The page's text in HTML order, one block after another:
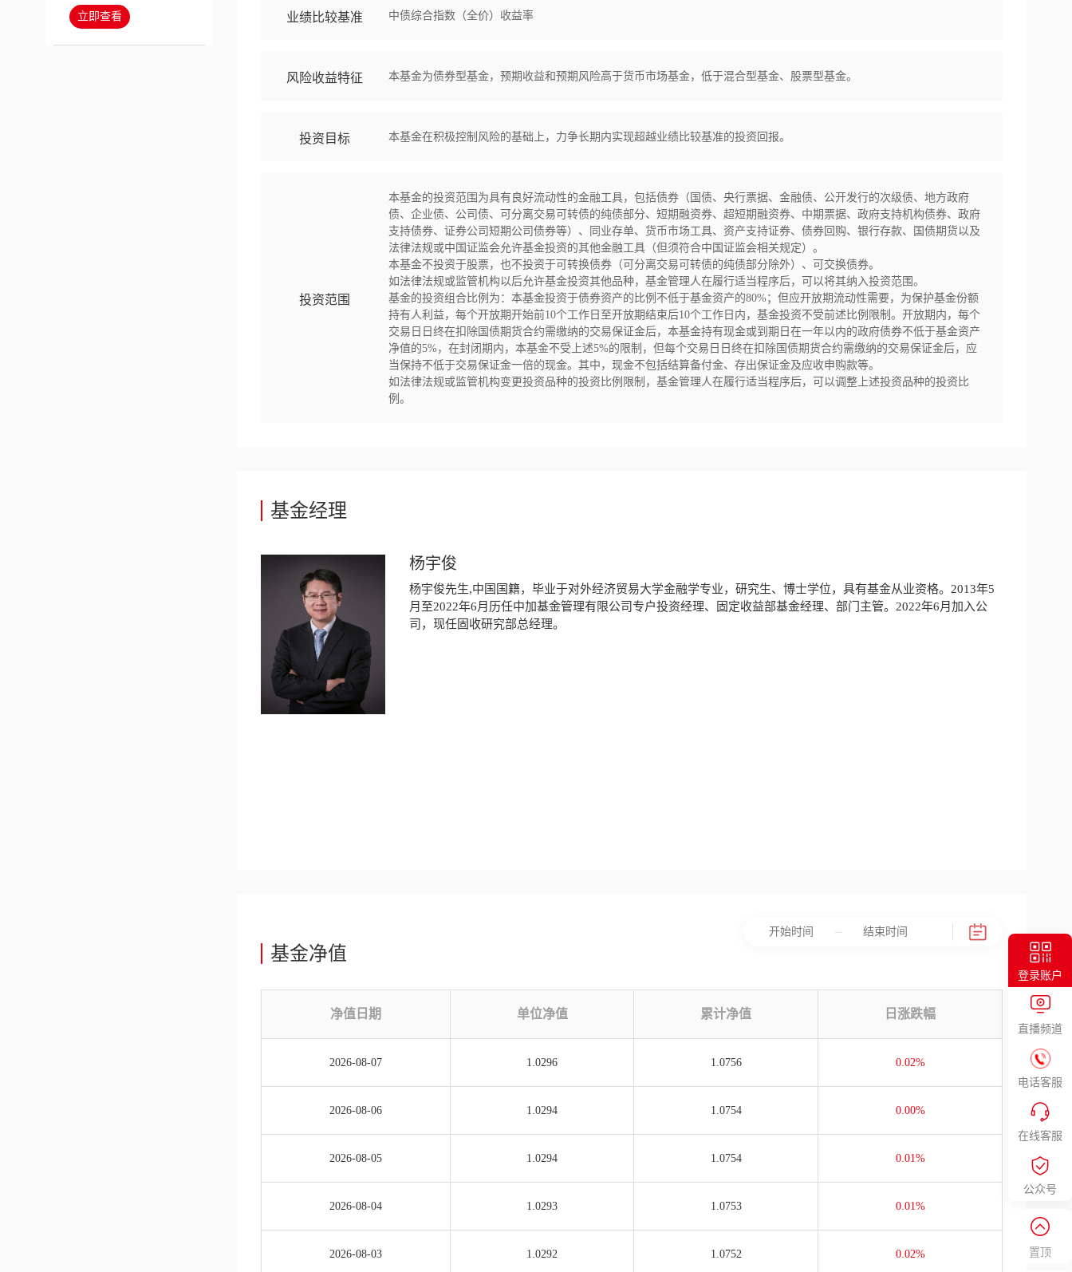
登录账户
直播频道
电话客服
在线客服
公众号
置顶
立即查看 业绩比较基准 中债综合指数（全价）收益率
风险收益特征 本基金为债券型基金，预期收益和预期风险高于货币市场基金，低于混合型基金、股票型基金。
投资目标 本基金在积极控制风险的基础上，力争长期内实现超越业绩比较基准的投资回报。
投资范围
本基金的投资范围为具有良好流动性的金融工具，包括债券（国债、央行票据、金融债、公开发行的次级债、地方政府
债、企业债、公司债、可分离交易可转债的纯债部分、短期融资券、超短期融资券、中期票据、政府支持机构债券、政府
支持债券、证券公司短期公司债券等）、同业存单、货币市场工具、资产支持证券、债券回购、银行存款、国债期货以及
法律法规或中国证监会允许基金投资的其他金融工具（但须符合中国证监会相关规定）。
本基金不投资于股票，也不投资于可转换债券（可分离交易可转债的纯债部分除外）、可交换债券。
如法律法规或监管机构以后允许基金投资其他品种，基金管理人在履行适当程序后，可以将其纳入投资范围。
基金的投资组合比例为：本基金投资于债券资产的比例不低于基金资产的80%；但应开放期流动性需要，为保护基金份额
持有人利益，每个开放期开始前10个工作日至开放期结束后10个工作日内，基金投资不受前述比例限制。开放期内，每个
交易日日终在扣除国债期货合约需缴纳的交易保证金后，本基金持有现金或到期日在一年以内的政府债券不低于基金资产
净值的5%，在封闭期内，本基金不受上述5%的限制，但每个交易日日终在扣除国债期货合约需缴纳的交易保证金后，应
当保持不低于交易保证金一倍的现金。其中，现金不包括结算备付金、存出保证金及应收申购款等。
如法律法规或监管机构变更投资品种的投资比例限制，基金管理人在履行适当程序后，可以调整上述投资品种的投资比
例。
基金经理
杨宇俊
杨宇俊先生,中国国籍，毕业于对外经济贸易大学金融学专业，研究生、博士学位，具有基金从业资格。2013年5
月至2022年6月历任中加基金管理有限公司专户投资经理、固定收益部基金经理、部门主管。2022年6月加入公
司，现任固收研究部总经理。
基金净值
净值日期 单位净值 累计净值 日涨跌幅
2026-08-07 1.0296 1.0756 0.02%
2026-08-06 1.0294 1.0754 0.00%
2026-08-05 1.0294 1.0754 0.01%
2026-08-04 1.0293 1.0753 0.01%
2026-08-03 1.0292 1.0752 0.02%